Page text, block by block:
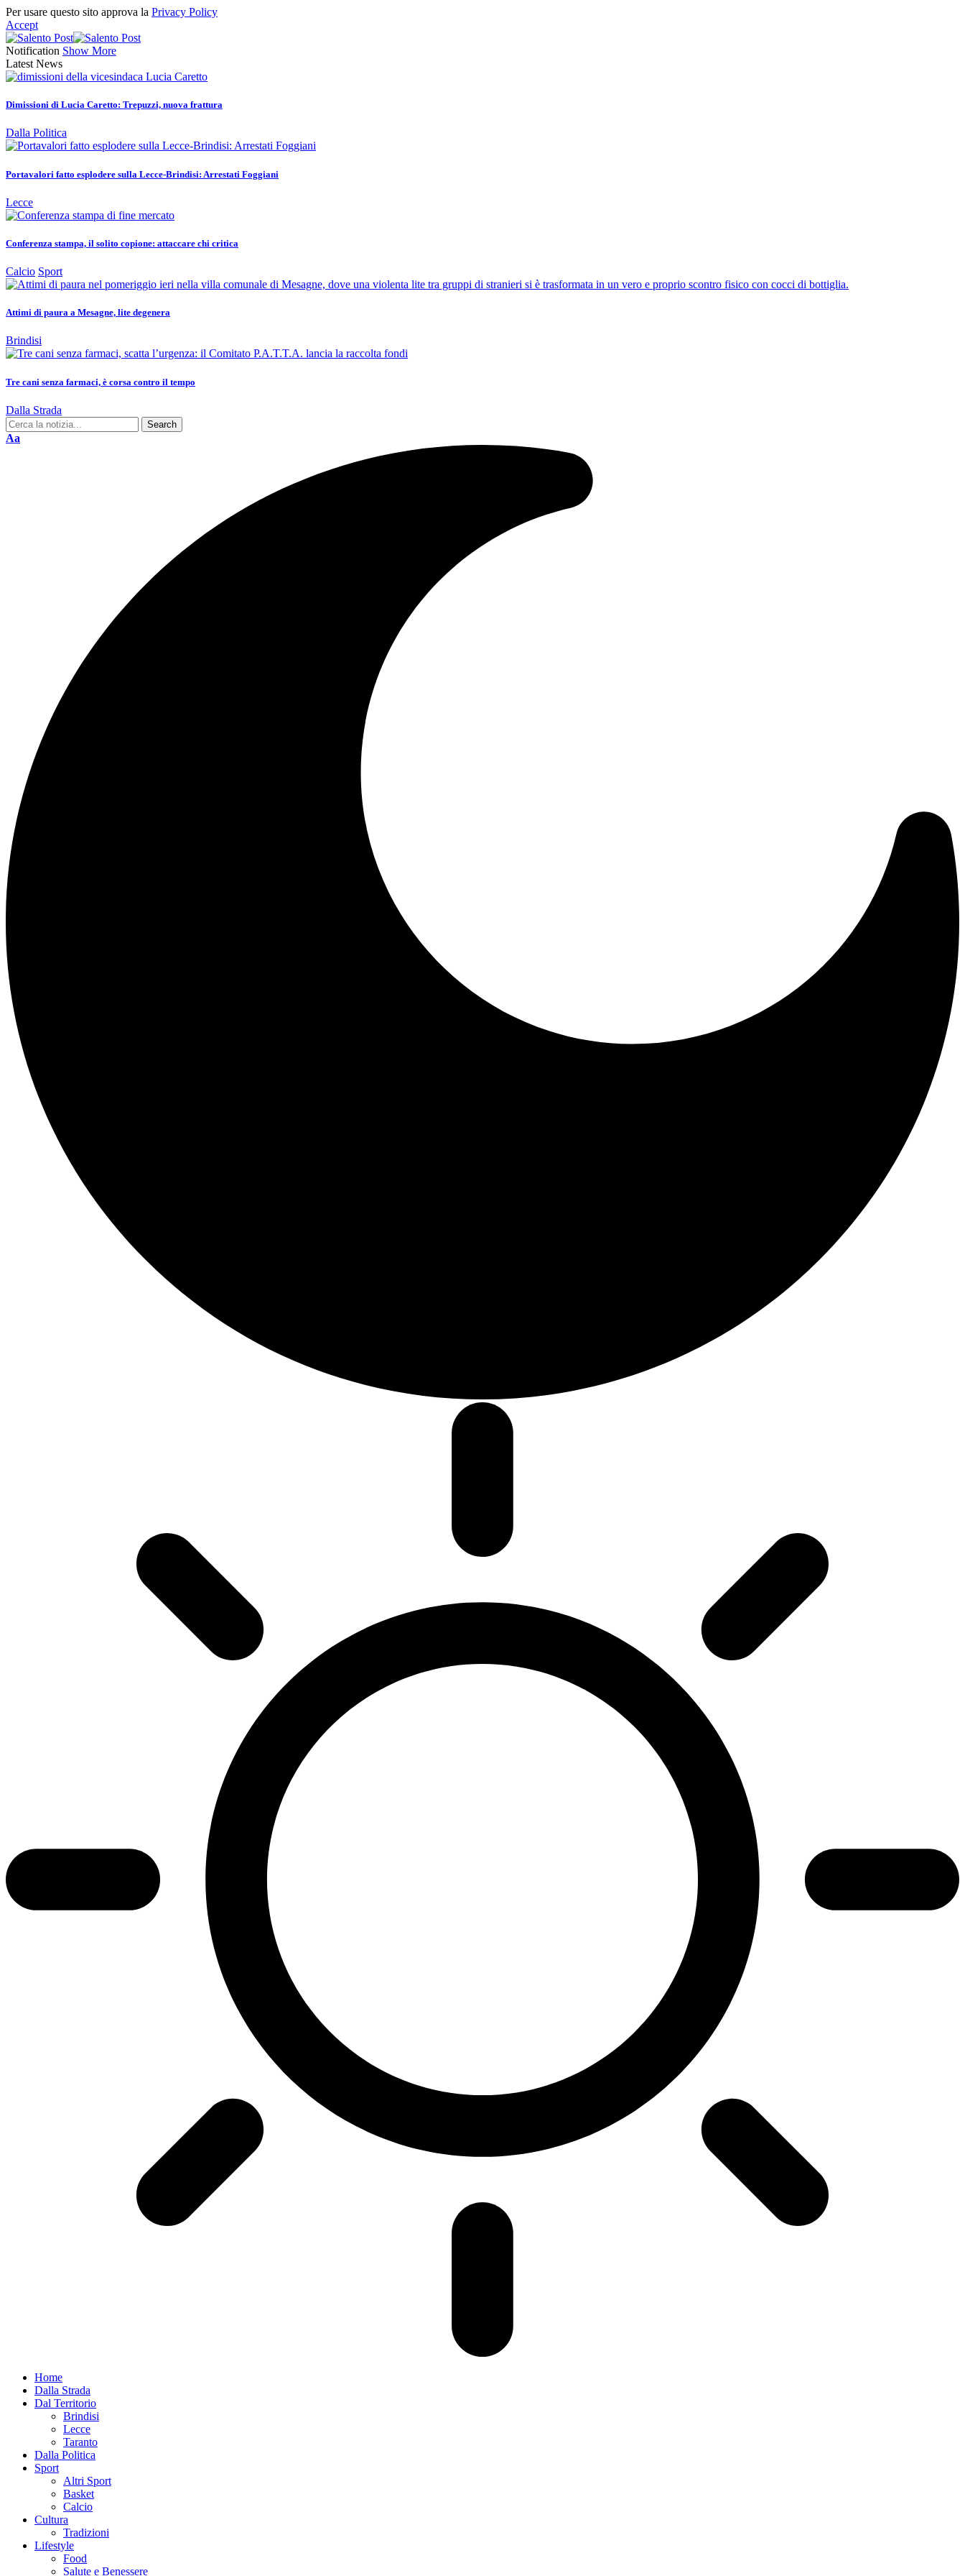
Per usare questo sito approva la Privacy Policy
Accept
Notification Show More
Latest News
Dimissioni di Lucia Caretto: Trepuzzi, nuova frattura
Dalla Politica
Portavalori fatto esplodere sulla Lecce-Brindisi: Arrestati Foggiani
Lecce
Conferenza stampa, il solito copione: attaccare chi critica
Calcio Sport
Attimi di paura a Mesagne, lite degenera
Brindisi
Tre cani senza farmaci, è corsa contro il tempo
Dalla Strada
Aa
Home
Dalla Strada
Dal Territorio
Brindisi
Lecce
Taranto
Dalla Politica
Sport
Altri Sport
Basket
Calcio
Cultura
Tradizioni
Lifestyle
Food
Salute e Benessere